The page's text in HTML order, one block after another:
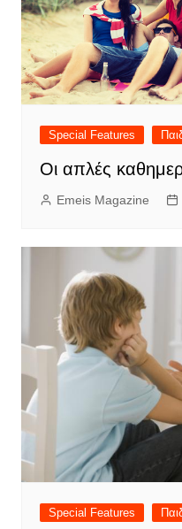
Special Features
Οι απλές
Emeis Magazine
Special Features